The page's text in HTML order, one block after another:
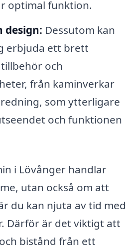
optimal funktion.
design: Dessutom kan
erbjuda ett brett
och
från kaminverkar
som ytterligare
och funktionen
i Lövånger handlar
utan också om att
du kan njuta av tid med
Därför är det viktigt att
bistånd från ett